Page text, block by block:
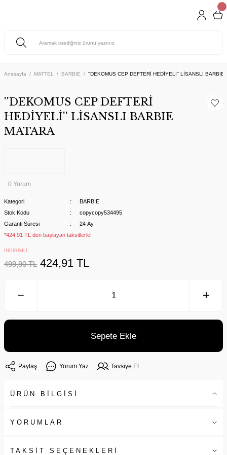
Anasayfa MATTEL BARBIE ''DEKOMUS CEP DEFTERİ HEDİYELİ'' LİSANSLI BARBIE
''DEKOMUS CEP DEFTERİ
HEDİYELİ'' LİSANSLI BARBIE
MATARA
0 Yorum
Kategori
BARBIE
Stok Kodu
copycopy534495
Garanti Süresi
24 Ay
*424,91 TL den başlayan taksitlerle!
İNDİRİMLİ
499,90 TL 424,91 TL
Sepete Ekle
Paylaş Yorum Yaz Tavsiye Et
ÜRÜN BİLGİSİ
YORUMLAR
TAKSİT SEÇENEKLERİ